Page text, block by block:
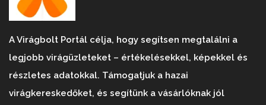
A Virágbolt Portál célja, hogy segítsen megtalálni a
legjobb virágüzleteket – értékelésekkel, képekkel és
részletes adatokkal. Támogatjuk a hazai
virágkereskedőket, és segítünk a vásárlóknak jól